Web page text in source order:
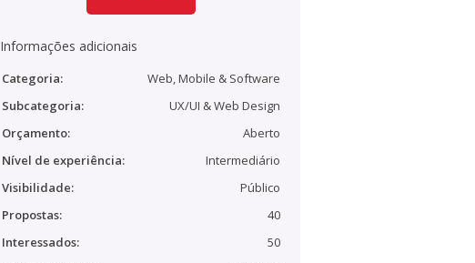
Informações adicionais
Categoria:
Web, Mobile & Software
Subcategoria:
UX/UI & Web Design
Orçamento:
Aberto
Nível de experiência:
Intermediário
Visibilidade:
Público
Propostas:
40
Interessados:
50